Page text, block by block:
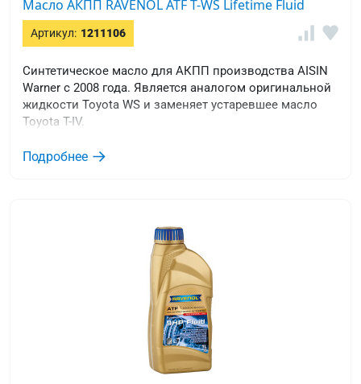
Масло АКПП RAVENOL ATF T-WS Lifetime Fluid
Артикул: 1211106
Синтетическое масло для АКПП производства AISIN
Warner с 2008 года. Является аналогом оригинальной
жидкости Toyota WS и заменяет устаревшее масло
Toyota T-IV.
Подробнее